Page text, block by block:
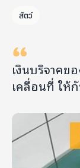
สัตว์
เงินบริจาคข
เคลื่อนที่ ให้